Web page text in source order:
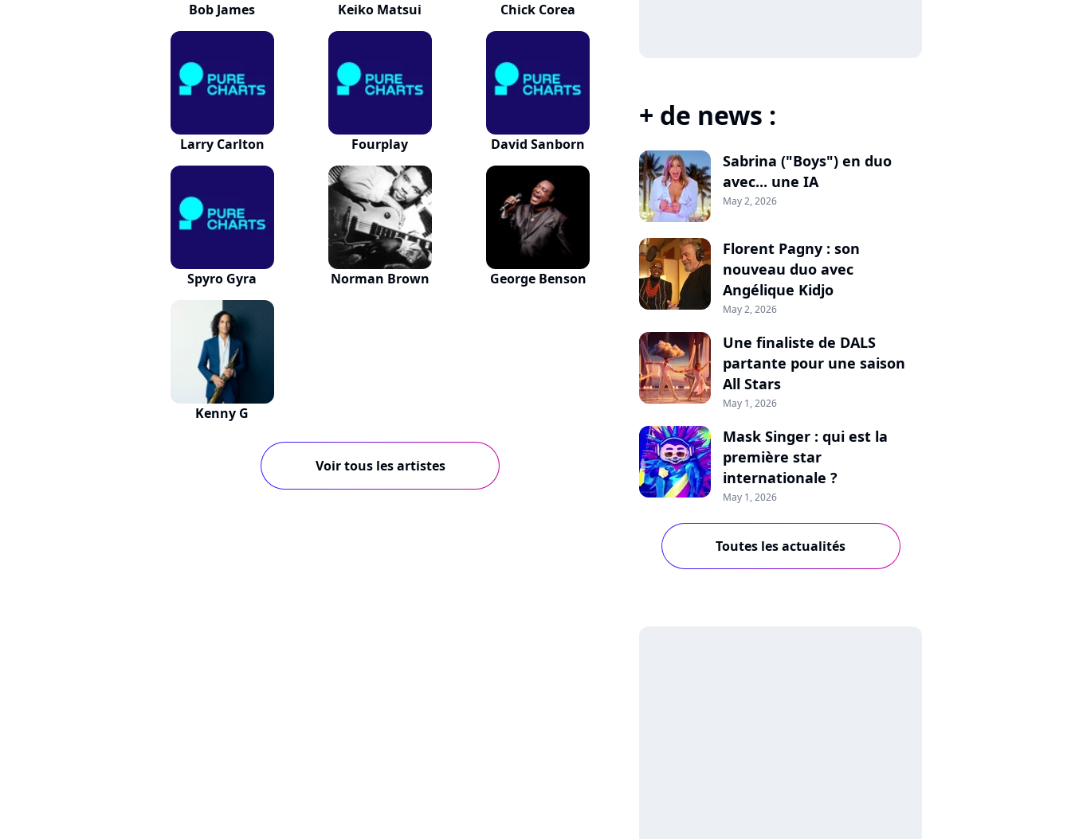
Bob James Keiko Matsui Chick Corea
Larry Carlton Fourplay David Sanborn
Spyro Gyra Norman Brown George Benson
Kenny G
Voir tous les artistes
+ de news :
Sabrina ("Boys") en duo
avec... une IA
May 2, 2026
Florent Pagny : son
nouveau duo avec
Angélique Kidjo
May 2, 2026
Une finaliste de DALS
partante pour une saison
All Stars
May 1, 2026
Mask Singer : qui est la
première star
internationale ?
May 1, 2026
Toutes les actualités